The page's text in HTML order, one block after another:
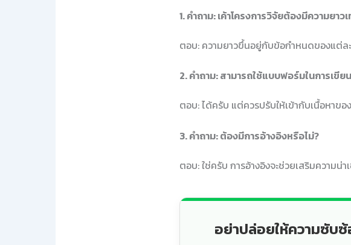
1. คำถาม: เค้าโครงการวิจัยต้องมีความยาวเ
ตอบ: ความยาวขึ้นอยู่กับข้อกำหนดของแต่ล
2. คำถาม: สามารถใช้แบบฟอร์มในการเขีย
ตอบ: ได้ครับ แต่ควรปรับให้เข้ากับเนื้อหาข
3. คำถาม: ต้องมีการอ้างอิงหรือไม่?
ตอบ: ใช่ครับ การอ้างอิงจะช่วยเสริมความน่
อย่าปล่อยให้ความซับซ้